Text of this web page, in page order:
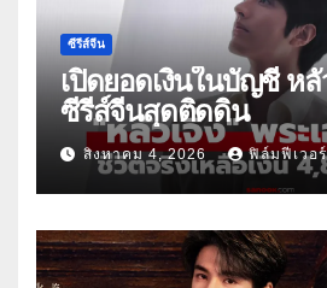
ซีรีส์จีน
เปิดยอดเงินในบัญชี หลั
ซีรีส์จีนสุดติดดิน
สิงหาคม 4, 2026 ฟิล์มฟีเวอร์